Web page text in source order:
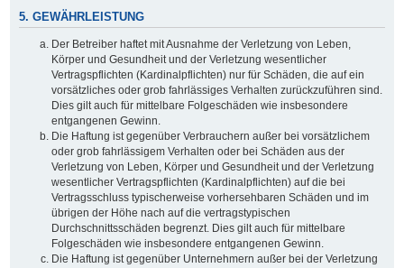
5. GEWÄHRLEISTUNG
Der Betreiber haftet mit Ausnahme der Verletzung von Leben,
Körper und Gesundheit und der Verletzung wesentlicher
Vertragspflichten (Kardinalpflichten) nur für Schäden, die auf ein
vorsätzliches oder grob fahrlässiges Verhalten zurückzuführen sind.
Dies gilt auch für mittelbare Folgeschäden wie insbesondere
entgangenen Gewinn.
Die Haftung ist gegenüber Verbrauchern außer bei vorsätzlichem
oder grob fahrlässigem Verhalten oder bei Schäden aus der
Verletzung von Leben, Körper und Gesundheit und der Verletzung
wesentlicher Vertragspflichten (Kardinalpflichten) auf die bei
Vertragsschluss typischerweise vorhersehbaren Schäden und im
übrigen der Höhe nach auf die vertragstypischen
Durchschnittsschäden begrenzt. Dies gilt auch für mittelbare
Folgeschäden wie insbesondere entgangenen Gewinn.
Die Haftung ist gegenüber Unternehmern außer bei der Verletzung